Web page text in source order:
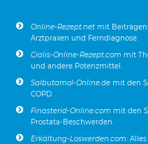
Online-Rezept.net mit
Arztpraxen und Ferndiagnose.
Cialis-Online-Rezept.com mit
und andere Potenzmittel.
Salbutamol-Online.de mit den
COPD.
Finasterid-Online.com mit den
Prostata-Beschwerden.
Erkältung-Loswerden.com: